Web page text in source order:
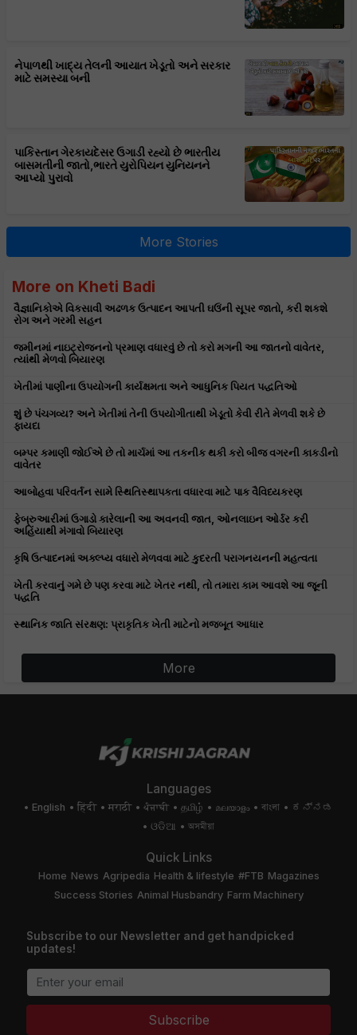
નેપાળથી ખાદ્ય તેલની આયાત ખેડૂતો અને સરકાર
માટે સમસ્યા બની
પાકિસ્તાન ગેરકાયદેસર ઉગાડી રહ્યો છે ભારતીય
બાસમતીની જાતો,ભારતે યુરોપિયન યુનિયનને
આપ્યો પુરાવો
More Stories
More on Kheti Badi
વૈજ્ઞાનિકોએ વિકસાવી અઢળક ઉત્પાદન આપતી ઘઉંની સૂપર જાતો, કરી શકશે
રોગ અને ગરમી સહન
જમીનમાં નાઇટ્રોજનનો પ્રમાણ વધારવું છે તો કરો મગની આ જાતનો વાવેતર,
ત્યાંથી મેળવો બિયારણ
ખેતીમાં પાણીના ઉપયોગની કાર્યક્ષમતા અને આધુનિક પિયત પદ્ધતિઓ
શું છે પંચગવ્ય? અને ખેતીમાં તેની ઉપયોગીતાથી ખેડૂતો કેવી રીતે મેળવી શકે છે
ફાયદા
બમ્પર કમાણી જોઈએ છે તો માર્ચમાં આ તકનીક થકી કરો બીજ વગરની કાકડીનો
વાવેતર
આબોહવા પરિવર્તન સામે સ્થિતિસ્થાપકતા વધારવા માટે પાક વૈવિધ્યકરણ
ફેબ્રુઆરીમાં ઉગાડો કારેલાની આ અવનવી જાત, ઓનલાઇન ઓર્ડર કરી
અહિંયાથી મંગાવો બિયારણ
કૃષિ ઉત્પાદનમાં અક્લ્પ્ય વધારો મેળવવા માટે કુદરતી પરાગનયનની મહત્વતા
ખેતી કરવાનું ગમે છે પણ કરવા માટે ખેતર નથી, તો તમારા કામ આવશે આ જૂની
પદ્ધતિ
સ્થાનિક જાતિ સંરક્ષણ: પ્રાકૃતિક ખેતી માટેનો મજબૂત આધાર
More
Languages
English हिंदी मराठी ਪੰਜਾਬੀ தமிழ் മലയാളം বাংলা
ಕನ್ನಡ
ଓଡିଆ
অসমীয়া
Quick Links
Home News Agripedia Health & lifestyle #FTB Magazines
Success Stories Animal Husbandry Farm Machinery
Subscribe to our Newsletter and get handpicked
updates!
Subscribe